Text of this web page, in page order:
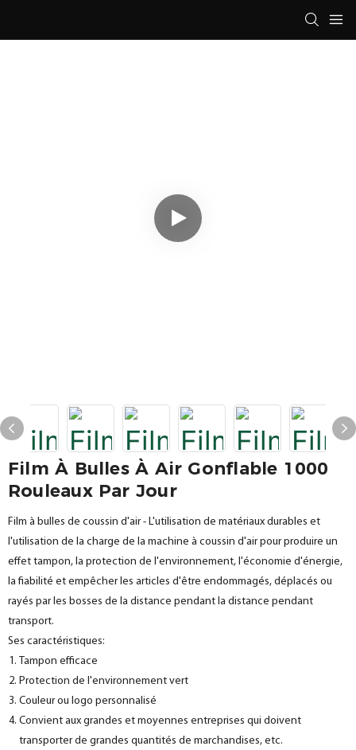
Film À Bulles À Air Gonflable 1000
Rouleaux Par Jour
Film à bulles de coussin d'air - L'utilisation de matériaux durables et
l'utilisation de la charge de la machine à coussin d'air pour produire un
effet tampon, la protection de l'environnement, l'économie d'énergie,
la fiabilité et empêcher les articles d'être endommagés, déplacés ou
rayés par les bosses de la distance pendant la distance pendant
transport.
Ses caractéristiques:
Tampon efficace
Protection de l'environnement vert
Couleur ou logo personnalisé
Convient aux grandes et moyennes entreprises qui doivent
transporter de grandes quantités de marchandises, etc.